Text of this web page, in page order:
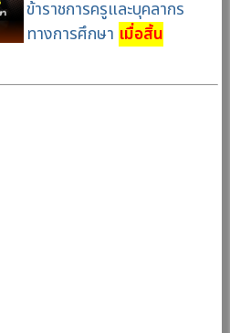
ข้าราชการครูและบุคลากร
ทางการศึกษา เมื่อสิ้น